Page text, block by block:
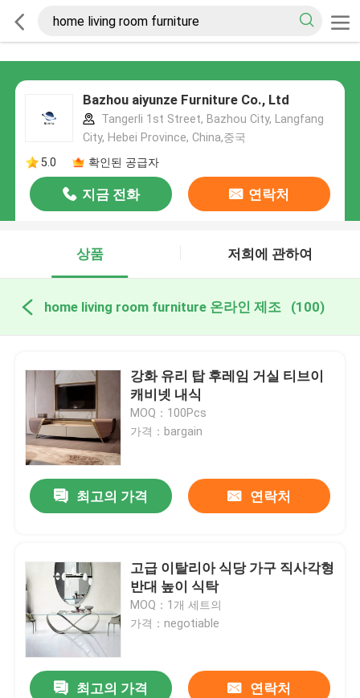
Bazhou aiyunze Furniture Co., Ltd
Tangerli 1st Street, Bazhou City, Langfang
City, Hebei Province, China,중국
5.0
확인된 공급자
지금 전화 연락처
상품 저희에 관하여
home living room furniture 온라인 제조 (100)
강화 유리 탑 후레임 거실 티브이
캐비넷 내식
MOQ：100Pcs
가격：bargain
최고의 가격 연락처
고급 이탈리아 식당 가구 직사각형
반대 높이 식탁
MOQ：1개 세트의
가격：negotiable
최고의 가격 연락처